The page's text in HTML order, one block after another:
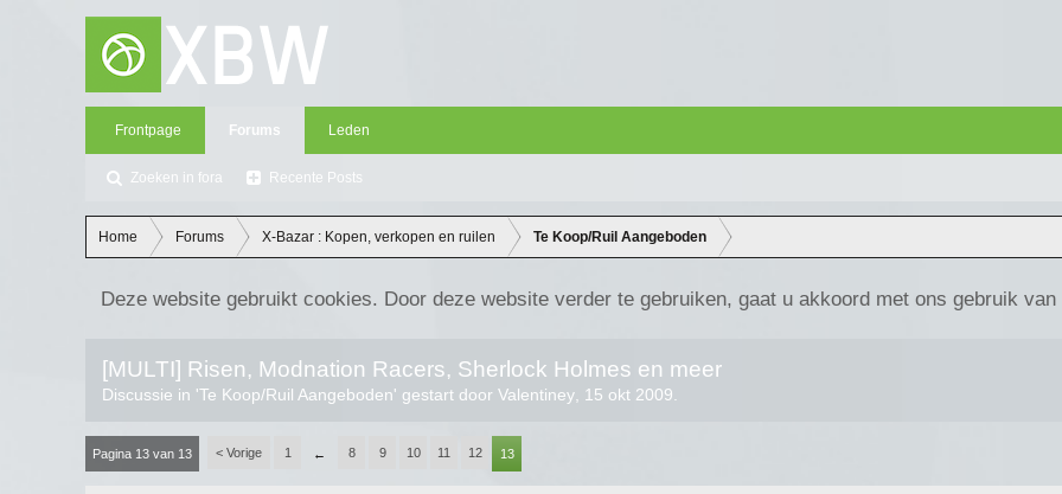
Frontpage Forums
Zoeken in fora Recente Posts
Leden
Home Forums X-Bazar : Kopen, verkopen en ruilen Te Koop/Ruil Aangeboden
Deze website gebruikt cookies. Door deze website verder te gebruiken, gaat u akkoord met ons gebruik
[MULTI] Risen, Modnation Racers, Sherlock Holmes en meer
Discussie in 'Te Koop/Ruil Aangeboden' gestart doorValentiney 15 okt 2009
Pagina 13 van 13 < Vorige 1 ← 8 9 10 11 12 13